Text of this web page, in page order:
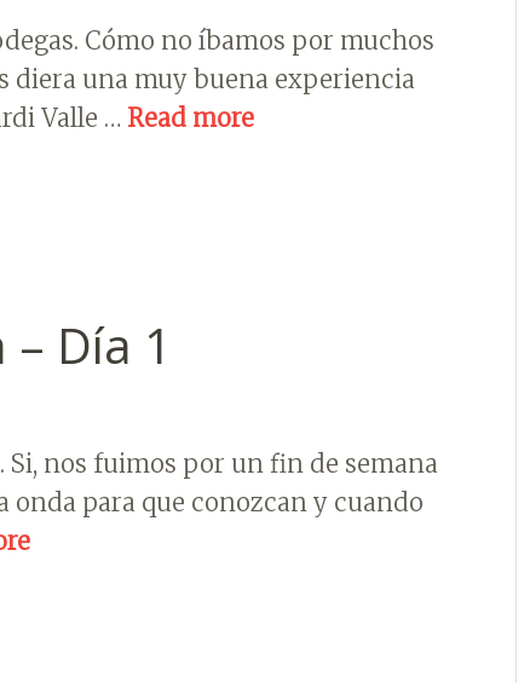
Cómo no íbamos por muchos
diera una muy buena experiencia
Valle … Read more
Día 1
nos fuimos por un fin de semana
para que conozcan y cuando